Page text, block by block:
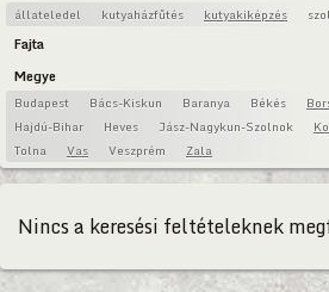
állateledel kutyaházfűtés kutyakiképzés
Fajta
Megye
Budapest Bács-Kiskun Baranya Békés
Hajdú-Bihar
Heves Jász-Nagykun-Szolnok
Tolna
Vas Veszprém Zala
Nincs a keresési feltételeknek